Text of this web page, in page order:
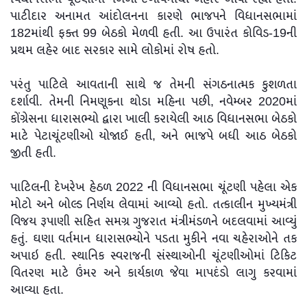
પાટીદાર અનામત આંદોલનના કારણે ભાજપને વિધાનસભામાં
182માંથી ફક્ત 99 બેઠકો મેળવી હતી. આ ઉપારંત કોવિડ-19ની
પ્રથમ લહેર બાદ સરકાર સામે લોકોમાં રોષ હતો.
પરંતુ પાટિલે આવતાની સાથે જ તેમની સંગઠનાત્મક કુશળતા
દર્શાવી. તેમની નિમણૂકના થોડા મહિના પછી, નવેમ્બર 2020માં
કોંગ્રેસના ધારાસભ્યો દ્વારા ખાલી કરાયેલી આઠ વિધાનસભા બેઠકો
માટે પેટાચૂંટણીઓ યોજાઈ હતી, અને ભાજપે બધી આઠ બેઠકો
જીતી હતી.
પાટિલની દેખરેખ હેઠળ 2022 ની વિધાનસભા ચૂંટણી પહેલા એક
મોટો અને બોલ્ડ નિર્ણય લેવામાં આવ્યો હતો. તત્કાલીન મુખ્યમંત્રી
વિજય રૂપાણી સહિત સમગ્ર ગુજરાત મંત્રીમંડળને બદલવામાં આવ્યું
હતું. ઘણા વર્તમાન ધારાસભ્યોને પડતા મુકીને નવા ચહેરાઓને તક
અપાઇ હતી. સ્થાનિક સ્વરાજની સંસ્થાઓની ચૂંટણીઓમાં ટિકિટ
વિતરણ માટે ઉંમર અને કાર્યકાળ જેવા માપદંડો લાગુ કરવામાં
આવ્યા હતા.